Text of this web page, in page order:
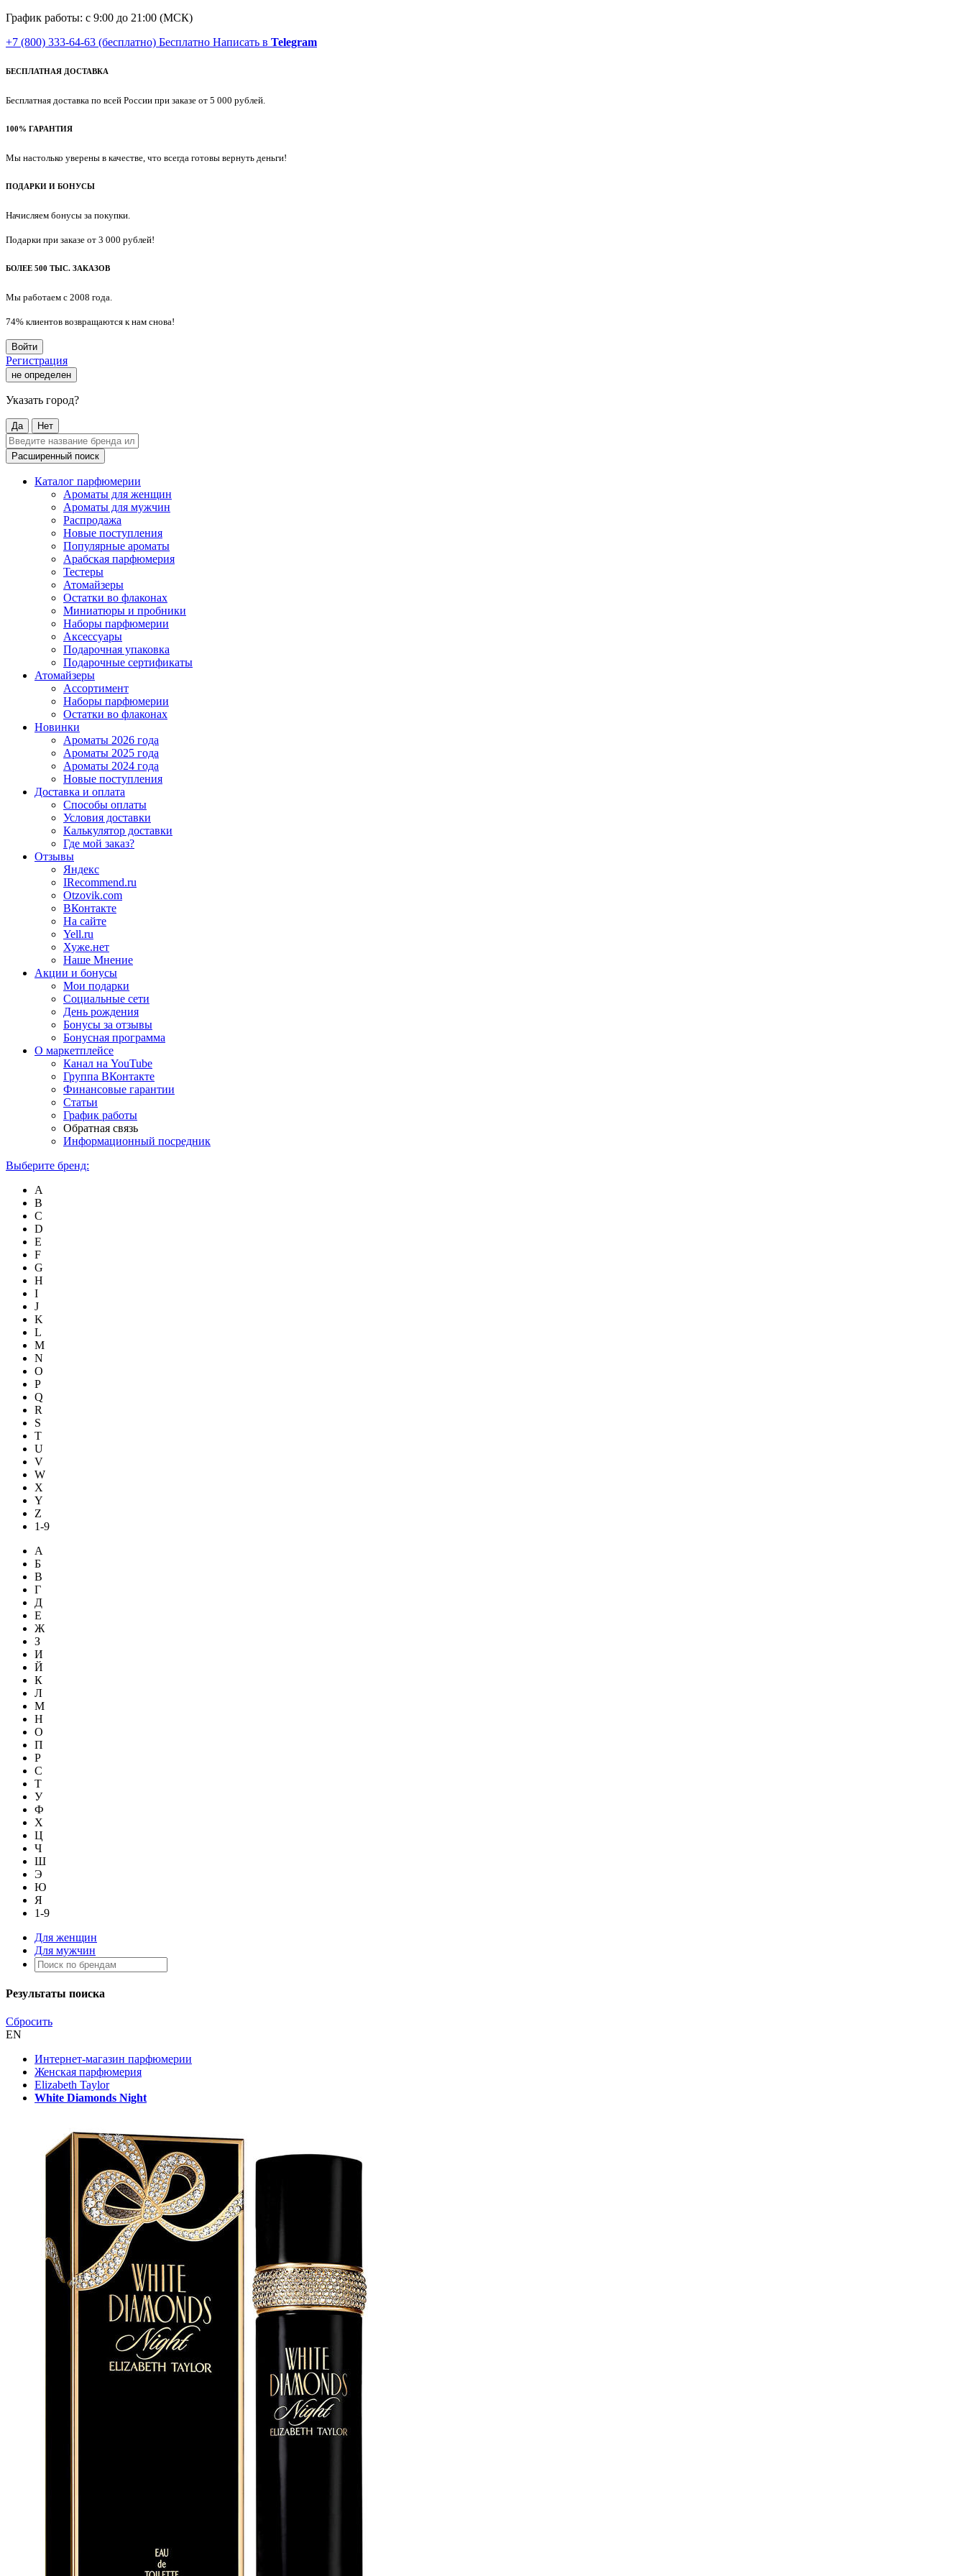
График работы: с 9:00 до 21:00 (МСК)
+7 (800) 333-64-63 (бесплатно) Бесплатно Написать в Telegram
БЕСПЛАТНАЯ ДОСТАВКА
Бесплатная доставка по всей России при заказе от 5 000 рублей.
100% ГАРАНТИЯ
Мы настолько уверены в качестве, что всегда готовы вернуть деньги!
ПОДАРКИ И БОНУСЫ
Начисляем бонусы за покупки.
Подарки при заказе от 3 000 рублей!
БОЛЕЕ 500 ТЫС. ЗАКАЗОВ
Мы работаем с 2008 года.
74% клиентов возвращаются к нам снова!
Войти
Регистрация
не определен
Указать город?
Да Нет
Расширенный поиск
Каталог парфюмерии
Ароматы для женщин
Ароматы для мужчин
Распродажа
Новые поступления
Популярные ароматы
Арабская парфюмерия
Тестеры
Атомайзеры
Остатки во флаконах
Миниатюры и пробники
Наборы парфюмерии
Аксессуары
Подарочная упаковка
Подарочные сертификаты
Атомайзеры
Ассортимент
Наборы парфюмерии
Остатки во флаконах
Новинки
Ароматы 2026 года
Ароматы 2025 года
Ароматы 2024 года
Новые поступления
Доставка и оплата
Способы оплаты
Условия доставки
Калькулятор доставки
Где мой заказ?
Отзывы
Яндекс
IRecommend.ru
Otzovik.com
ВКонтакте
На сайте
Yell.ru
Хуже.нет
Наше Мнение
Акции и бонусы
Мои подарки
Социальные сети
День рождения
Бонусы за отзывы
Бонусная программа
О маркетплейсе
Канал на YouTube
Группа ВКонтакте
Финансовые гарантии
Статьи
График работы
Обратная связь
Информационный посредник
Выберите бренд:
A
B
C
D
E
F
G
H
I
J
K
L
M
N
O
P
Q
R
S
T
U
V
W
X
Y
Z
1-9
А
Б
В
Г
Д
Е
Ж
З
И
Й
К
Л
М
Н
О
П
Р
С
Т
У
Ф
Х
Ц
Ч
Ш
Э
Ю
Я
1-9
Для женщин
Для мужчин
Результаты поиска
Сбросить
EN
Интернет-магазин парфюмерии
Женская парфюмерия
Elizabeth Taylor
White Diamonds Night